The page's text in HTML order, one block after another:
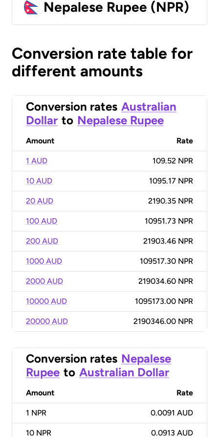
Nepalese Rupee (NPR)
Conversion rate table for
different amounts
Conversion rates Australian
Dollar to Nepalese Rupee
Amount Rate
1 AUD 109.52 NPR
10 AUD 1095.17 NPR
20 AUD 2190.35 NPR
100 AUD 10951.73 NPR
200 AUD 21903.46 NPR
1000 AUD 109517.30 NPR
2000 AUD 219034.60 NPR
10000 AUD 1095173.00 NPR
20000 AUD 2190346.00 NPR
Conversion rates Nepalese
Rupee to Australian Dollar
Amount Rate
1 NPR 0.0091 AUD
10 NPR 0.0913 AUD